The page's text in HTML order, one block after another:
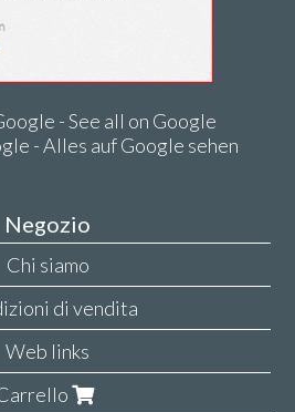
- See all on Google
- Alles auf Google sehen
Negozio
Chi siamo
di vendita
Web links